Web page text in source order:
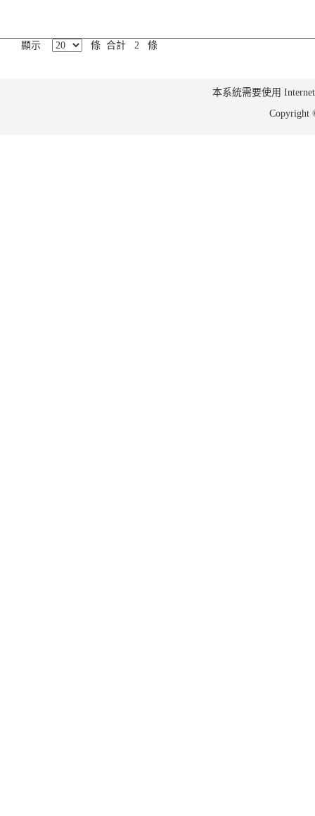
顯示 條 合計 2 條
本系統需要使用
Copyright